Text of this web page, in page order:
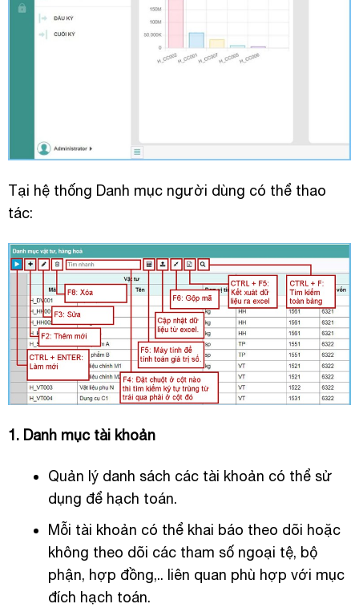
Tại hệ thống Danh mục người dùng có thể thao
tác:
1. Danh mục tài khoản
Quản lý danh sách các tài khoản có thể sử
dụng để hạch toán.
Mỗi tài khoản có thể khai báo theo dõi hoặc
không theo dõi các tham số ngoại tệ, bộ
phận, hợp đồng,.. liên quan phù hợp với mục
đích hạch toán.